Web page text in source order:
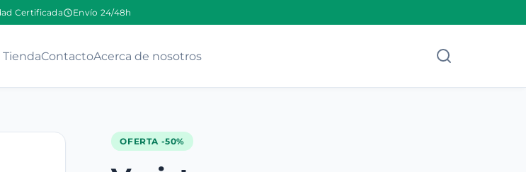
Certificada Envío 24/48h
TiendaContactoAcerca de nosotros
OFERTA -50%